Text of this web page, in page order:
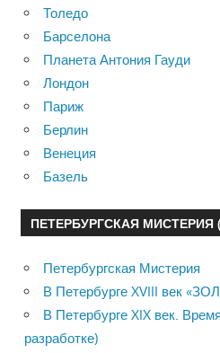
Толедо
Барселона
Планета Антония Гауди
Лондон
Париж
Берлин
Венеция
Базель
ПЕТЕРБУРГСКАЯ МИСТЕРИЯ
Петербургская Мистерия
В Петербурге XVIII век
В Петербурге XIX век.
разработке)